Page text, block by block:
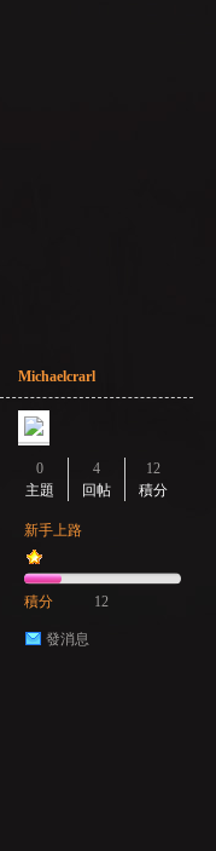
Michaelcrarl
0
主題
4
回帖
12
積分
新手上路
積分 12
發消息